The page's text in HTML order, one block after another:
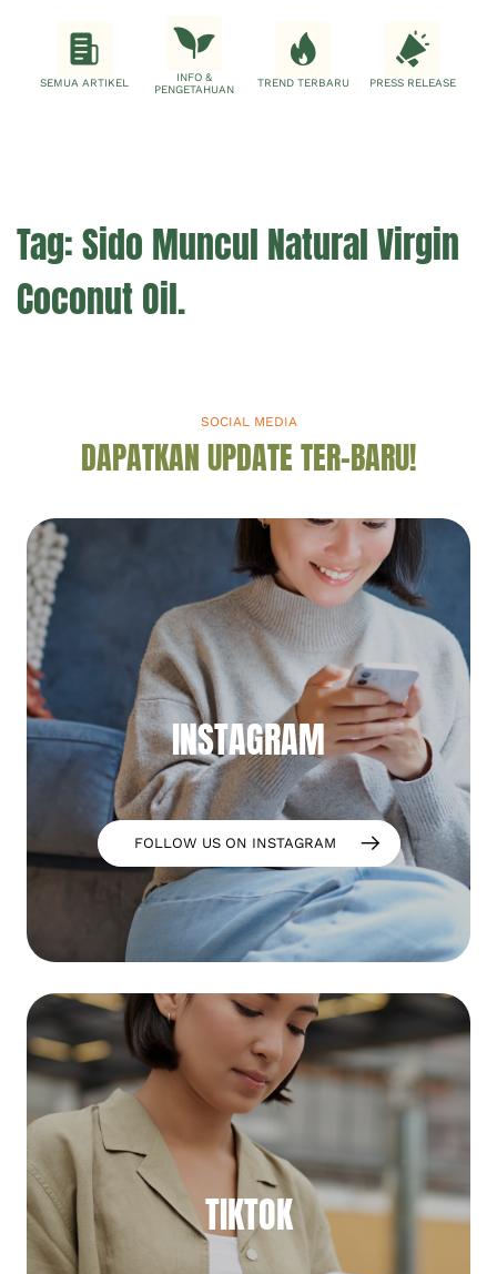
SEMUA ARTIKEL
INFO &
PENGETAHUAN
TREND TERBARU PRESS RELEASE
Tag:Sido Muncul Natural Virgin
Coconut Oil.
SOCIAL MEDIA
DAPATKAN UPDATE TER-BARU!
INSTAGRAM
FOLLOW US ON INSTAGRAM
TIKTOK